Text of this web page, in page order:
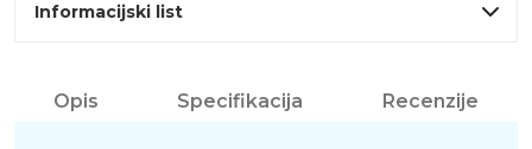
Informacijski list
Opis Specifikacija Recenzije